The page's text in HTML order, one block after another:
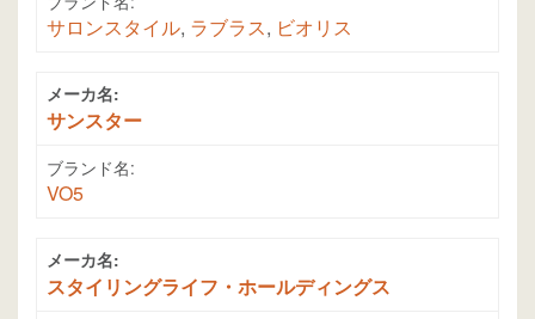
サロンスタイル, ラブラス, ビオリス
メーカ名:
サンスター
ブランド名:
VO5
メーカ名:
スタイリングライフ・ホールディングス